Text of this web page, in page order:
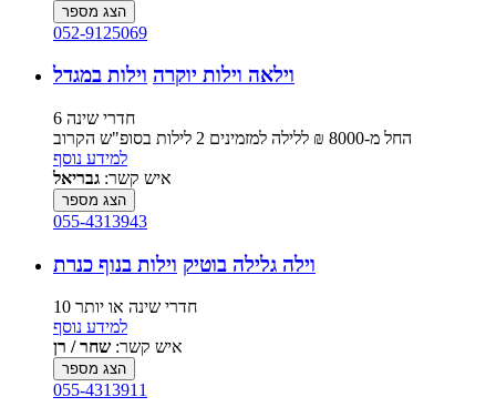
הצג מספר
052-9125069
וילאה וילות יוקרה וילות במגדל
6 חדרי שינה
החל מ-‏8000 ₪ ללילה למזמינים 2 לילות בסופ"ש הקרוב
למידע נוסף
איש קשר: גבריאל
הצג מספר
055-4313943
וילה גלילה בוטיק וילות בנוף כנרת
10 חדרי שינה או יותר
למידע נוסף
איש קשר: שחר / רן
הצג מספר
055-4313911